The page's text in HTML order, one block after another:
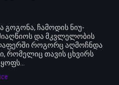
გოგონა, ჩამოდის ნიუ-
და მკვლელობის
როგორც აღმოჩნდა
რომელიც თავის ცხვირს